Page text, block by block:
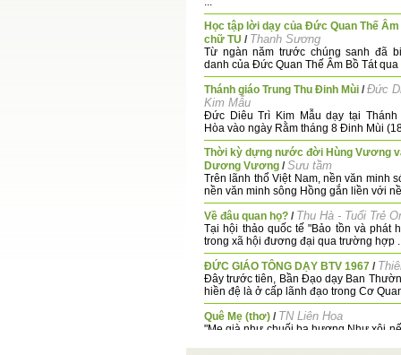
Học tập lời dạy của Đức Quan Thế
chữ TU / Thanh Sương
Từ ngàn năm trước chúng sanh đã
danh của Đức Quan Thế Âm Bồ Tát qua
Thánh giáo Trung Thu Đinh Mùi /Đức
Kim Mẫu
Đức Diêu Trì Kim Mẫu dạy tại Thánh
Hòa vào ngày Rằm tháng 8 Đinh Mùi
Thời kỳ dựng nước đời Hùng Vương
Dương Vương /Sưu tầm
Trên lãnh thổ Việt Nam, nền văn minh
nền văn minh sông Hồng gắn liền với
Về đâu quan họ? / Thu Hà - Tuổi Trẻ
Tại hội thảo quốc tế "Bảo tồn và phát
trong xã hội đương đại qua trường hợp
ĐỨC GIÁO TÔNG DẠY BTV 1967 /
Đây trước tiên, Bần Đạo dạy Ban
hiền đệ là ở cấp lãnh đạo trong Cơ
Quê Mẹ (thơ) / TN Liên Hoa
"Mẹ già như chuối ba hương Như xôi